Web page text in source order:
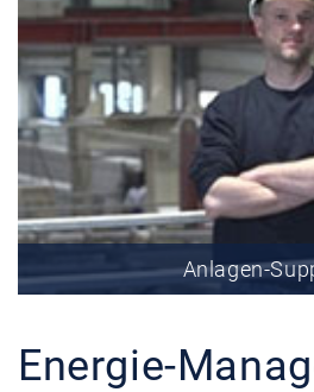
Anlagen-
Energie-